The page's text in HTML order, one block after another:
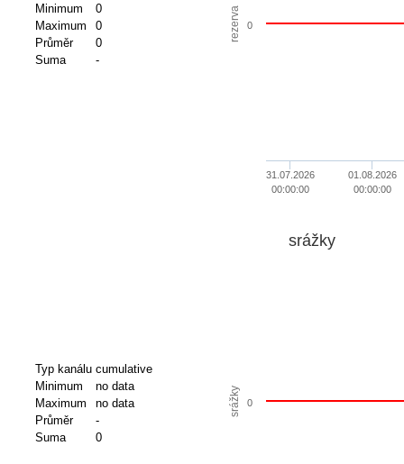
Minimum
0
Maximum
0
Průměr
0
Suma
-
rezerva
31.07.2026
00:00:00
01.08.2026
00:00:00
0
Typ kanálu cumulative
Minimum
no data
Maximum
no data
Průměr
-
Suma
0
srážky
srážky
0